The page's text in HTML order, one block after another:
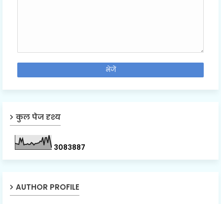
कुल पेज दृश्य
3083887
AUTHOR PROFILE